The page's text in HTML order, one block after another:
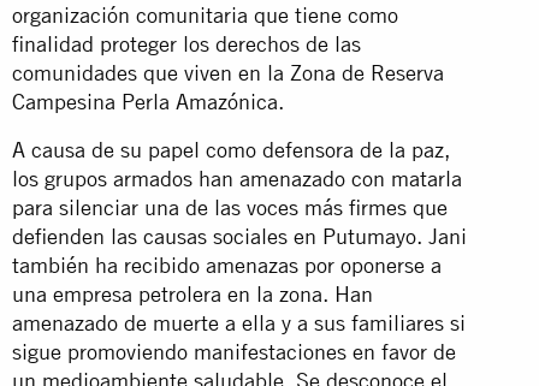
organización comunitaria que tiene como
finalidad proteger los derechos de las
comunidades que viven en la Zona de Reserva
Campesina Perla Amazónica.
A causa de su papel como defensora de la paz,
los grupos armados han amenazado con matarla
para silenciar una de las voces más firmes que
defienden las causas sociales en Putumayo. Jani
también ha recibido amenazas por oponerse a
una empresa petrolera en la zona. Han
amenazado de muerte a ella y a sus familiares si
sigue promoviendo manifestaciones en favor de
un medioambiente saludable. Se desconoce el